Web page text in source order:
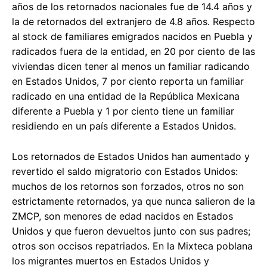
años de los retornados nacionales fue de 14.4 años y
la de retornados del extranjero de 4.8 años. Respecto
al stock de familiares emigrados nacidos en Puebla y
radicados fuera de la entidad, en 20 por ciento de las
viviendas dicen tener al menos un familiar radicando
en Estados Unidos, 7 por ciento reporta un familiar
radicado en una entidad de la República Mexicana
diferente a Puebla y 1 por ciento tiene un familiar
residiendo en un país diferente a Estados Unidos.
Los retornados de Estados Unidos han aumentado y
revertido el saldo migratorio con Estados Unidos:
muchos de los retornos son forzados, otros no son
estrictamente retornados, ya que nunca salieron de la
ZMCP, son menores de edad nacidos en Estados
Unidos y que fueron devueltos junto con sus padres;
otros son occisos repatriados. En la Mixteca poblana
los migrantes muertos en Estados Unidos y